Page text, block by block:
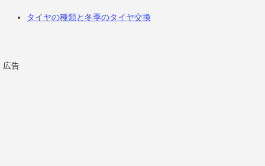
タイヤの種類と冬季のタイヤ交換
広告